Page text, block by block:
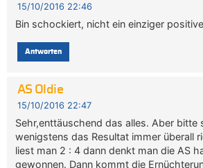
15/10/2016 22:46
Bin schockiert, nicht ein einziger
Antworten
AS Oldie
15/10/2016 22:47
Sehr,enttäuschend das alles. Aber bitte
wenigstens das Resultat immer überall
liest man 2 : 4 dann denkt man die AS
gewonnen. Dann kommt die